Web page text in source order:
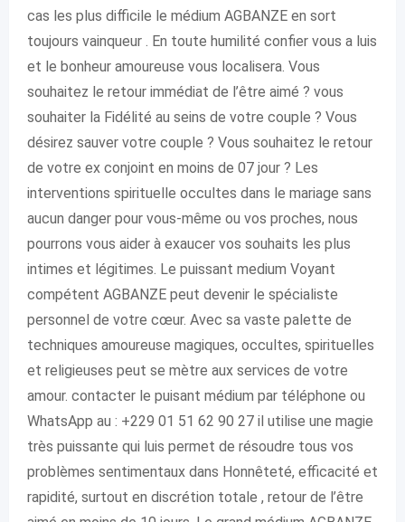
cas les plus difficile le médium AGBANZE en sort
toujours vainqueur . En toute humilité confier vous a luis
et le bonheur amoureuse vous localisera. Vous
souhaitez le retour immédiat de l’être aimé ? vous
souhaiter la Fidélité au seins de votre couple ? Vous
désirez sauver votre couple ? Vous souhaitez le retour
de votre ex conjoint en moins de 07 jour ? Les
interventions spirituelle occultes dans le mariage sans
aucun danger pour vous-même ou vos proches, nous
pourrons vous aider à exaucer vos souhaits les plus
intimes et légitimes. Le puissant medium Voyant
compétent AGBANZE peut devenir le spécialiste
personnel de votre cœur. Avec sa vaste palette de
techniques amoureuse magiques, occultes, spirituelles
et religieuses peut se mètre aux services de votre
amour. contacter le puisant médium par téléphone ou
WhatsApp au : +229 01 51 62 90 27 il utilise une magie
très puissante qui luis permet de résoudre tous vos
problèmes sentimentaux dans Honnêteté, efficacité et
rapidité, surtout en discrétion totale , retour de l’être